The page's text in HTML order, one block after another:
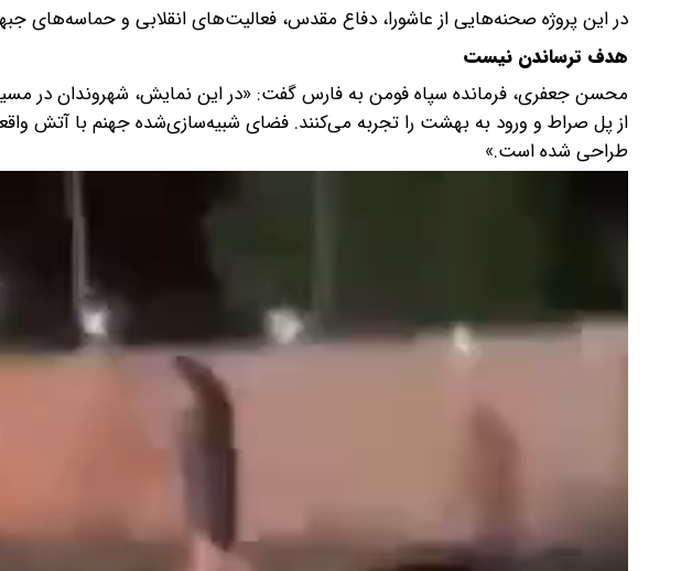
در این پروژه صحنه‌هایی از عاشورا، دفاع مقدس، فعالیت‌های انقلابی و
هدف ترساندن نیست
محسن جعفری، فرمانده سپاه فومن به فارس گفت: «در این نمایش، شهروندان در
از پل صراط و ورود به بهشت را تجربه می‌کنند. فضای شبیه‌سازی‌شده جهنم با آتش
طراحی شده است.»